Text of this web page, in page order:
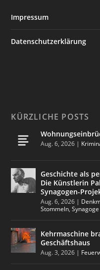
Impressum
Datenschutzerklärung
KÜRZLICHE POSTS
Aug. 6, 2026 |
Geschichte als
Die Künstlerin
Synagogen-
Aug. 6, 2026 |
Stommeln,Synagoge
Kehrmaschine
Geschäftshaus
Aug. 3, 2026 |